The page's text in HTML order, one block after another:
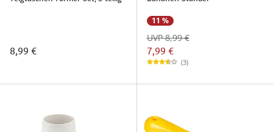
8,99 €
11 %
7,99 €
UVP 8,99 €
(3)